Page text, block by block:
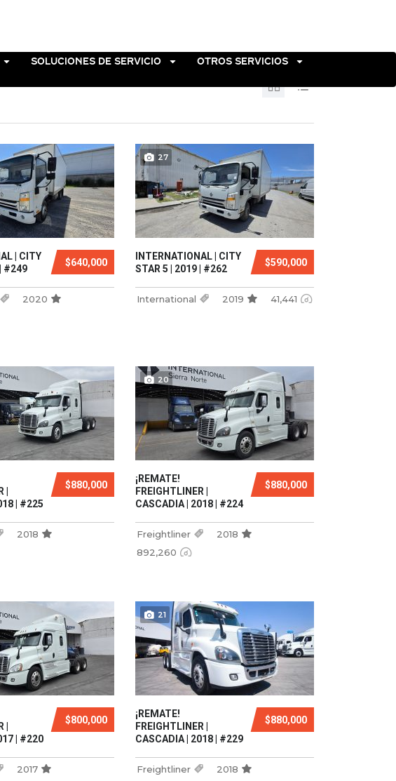
SOLUCIONES DE SERVICIO
OTROS SERVICIOS
$640,000
| CITY
#249
2020
27
$590,000
INTERNATIONAL | CITY
STAR 5 | 2019 | #262
International 2019 41,441
$880,000
| #225
2018
20
$880,000
¡REMATE!
FREIGHTLINER |
CASCADIA | 2018 | #224
Freightliner
2018
892,260
$800,000
| #220
2017
21
$880,000
¡REMATE!
FREIGHTLINER |
CASCADIA | 2018 | #229
Freightliner
2018